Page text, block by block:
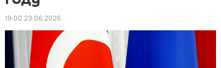
19:00 23.06.2026